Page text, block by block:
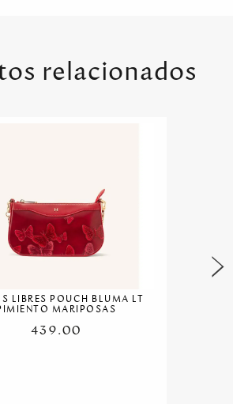
relacionados
LIBRES POUCH BLUMA LT
MARIPOSAS
439.00